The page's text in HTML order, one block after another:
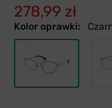
278,99 zł
Kolor oprawki: